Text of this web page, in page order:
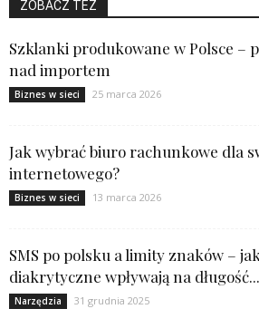
ZOBACZ TEŻ
Szklanki produkowane w Polsce –
nad importem
Biznes w sieci 25 marca 2026
Jak wybrać biuro rachunkowe dla
internetowego?
Biznes w sieci 13 marca 2026
SMS po polsku a limity znaków –
diakrytyczne wpływają na długość...
Narzędzia 31 grudnia 2025